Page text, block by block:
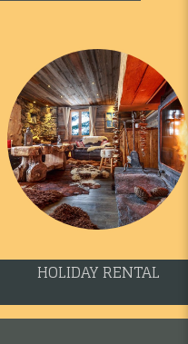
HOLIDAY RENTAL